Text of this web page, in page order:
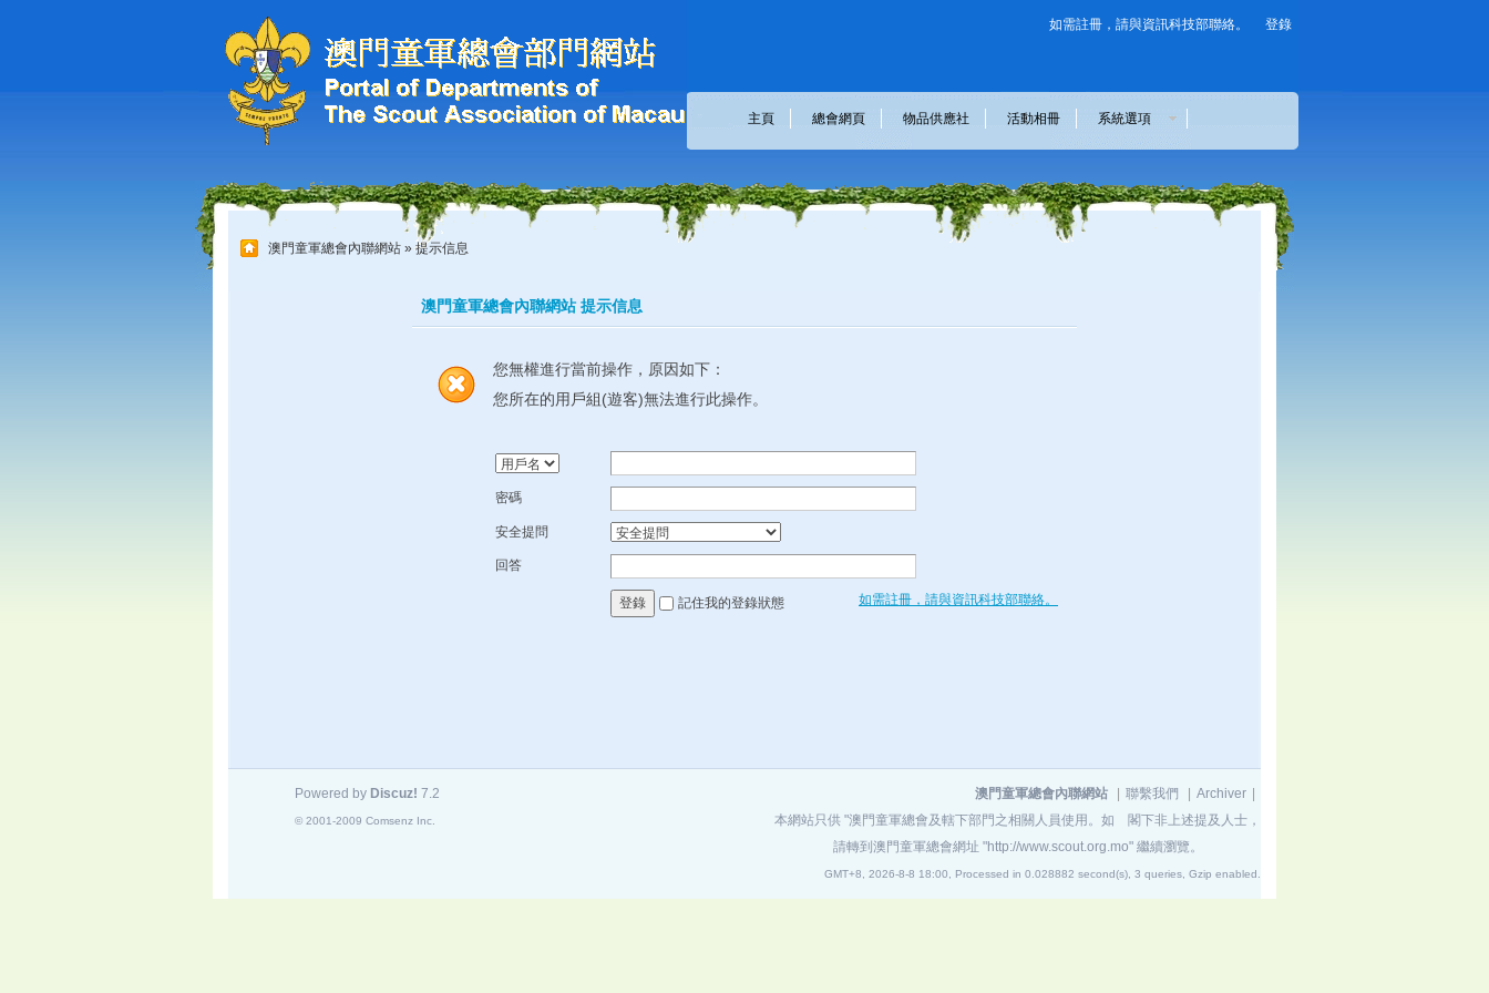
如需註冊，請與資訊科技部聯絡。 登錄
主頁 總會網頁 物品供應社 活動相冊 系統選項
澳門童軍總會內聯網站 » 提示信息
澳門童軍總會內聯網站 提示信息
您無權進行當前操作，原因如下：
您所在的用戶組(遊客)無法進行此操作。
密碼
安全提問
回答
如需註冊，請與資訊科技部聯絡。
登錄 記住我的登錄狀態
澳門童軍總會內聯網站 聯繫我們 Archiver
本網站只供 "澳門童軍總會及轄下部門之相關人員使用。如 閣下非上述提及人士，
請轉到澳門童軍總會網址 "http://www.scout.org.mo"繼續瀏覽。
GMT+8, 2026-8-8 18:00, Processed in 0.028882 second(s), 3 queries, Gzip enabled
Powered by Discuz! 7.2
© 2001-2009 Comsenz Inc.